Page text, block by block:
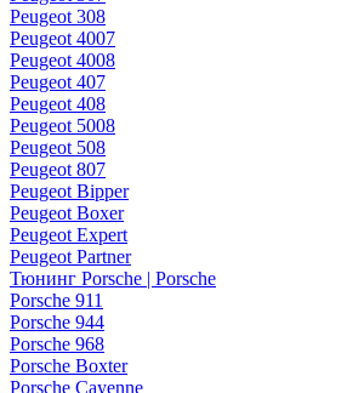
Peugeot 308
Peugeot 4007
Peugeot 4008
Peugeot 407
Peugeot 408
Peugeot 5008
Peugeot 508
Peugeot 807
Peugeot Bipper
Peugeot Boxer
Peugeot Expert
Peugeot Partner
Тюнинг Porsche | Porsche
Porsche 911
Porsche 944
Porsche 968
Porsche Boxter
Porsche Cayenne